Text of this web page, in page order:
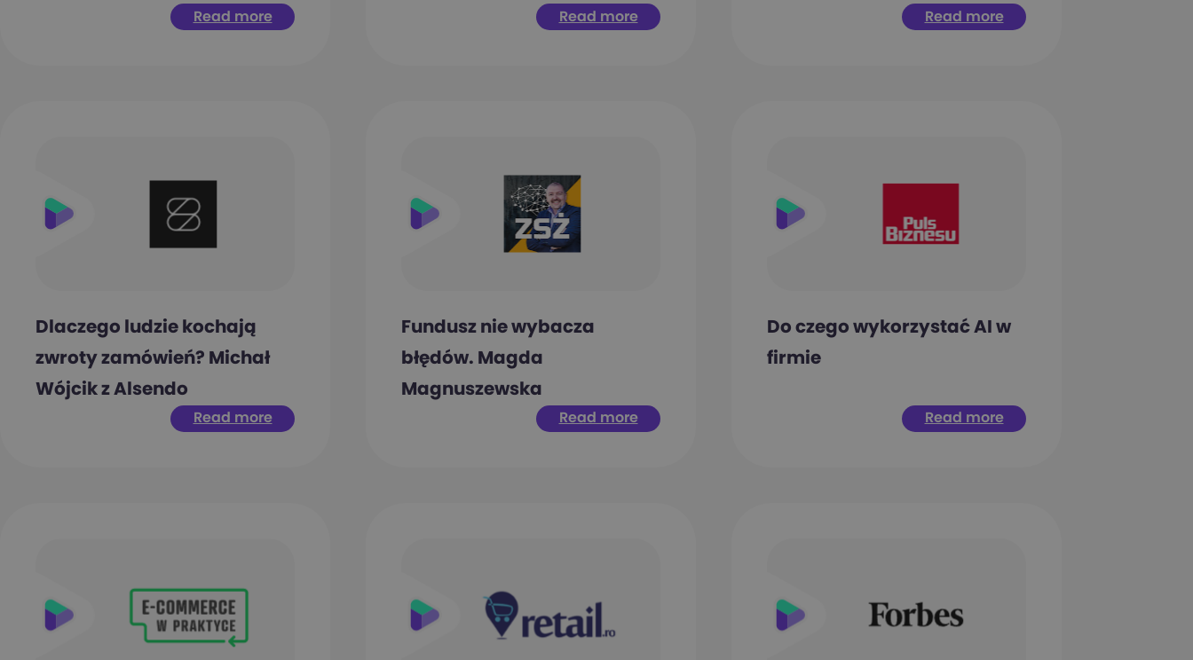
Read more Read more Read more
Dlaczego ludzie kochają
zwroty zamówień? Michał
Wójcik z Alsendo
Read more
Fundusz nie wybacza
błędów. Magda
Magnuszewska
Read more
Do czego wykorzystać AI w
firmie
Read more